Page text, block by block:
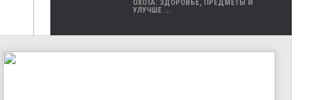
ОХОТА: ЗДОРОВЬЕ, ПРЕДМЕТЫ И
УЛУЧШЕ ...